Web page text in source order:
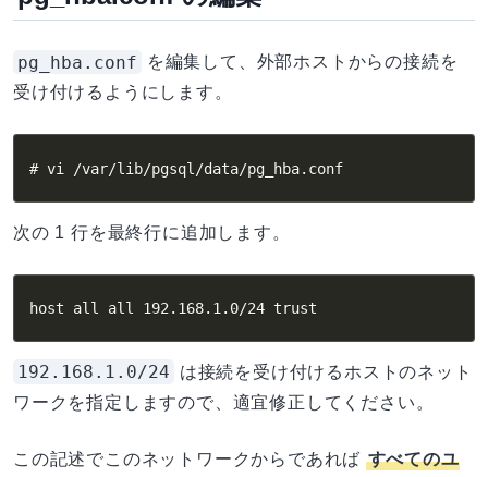
pg_hba.conf
を編集して、外部ホストからの接続を
受け付けるようにします。
# vi /var/lib/pgsql/data/pg_hba.conf
次の 1 行を最終行に追加します。
host all all 192.168.1.0/24 trust
192.168.1.0/24
は接続を受け付けるホストのネット
ワークを指定しますので、適宜修正してください。
この記述でこのネットワークからであれば すべてのユ